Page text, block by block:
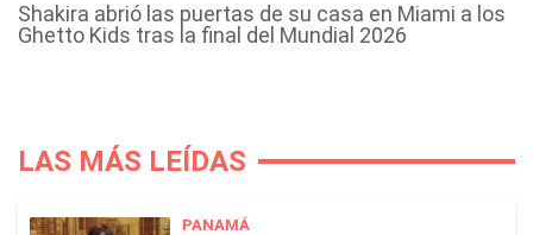
Shakira abrió las puertas de su casa en Miami a los
Ghetto Kids tras la final del Mundial 2026
LAS MÁS LEÍDAS
PANAMÁ